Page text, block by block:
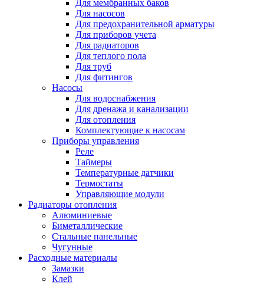
Для мембранных баков
Для насосов
Для предохранительной арматуры
Для приборов учета
Для радиаторов
Для теплого пола
Для труб
Для фитингов
Насосы
Для водоснабжения
Для дренажа и канализации
Для отопления
Комплектующие к насосам
Приборы управления
Реле
Таймеры
Температурные датчики
Термостаты
Управляющие модули
Радиаторы отопления
Алюминиевые
Биметаллические
Стальные панельные
Чугунные
Расходные материалы
Замазки
Клей